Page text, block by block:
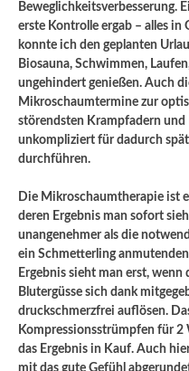
Beweglichkeitsverbesserung.
erste Kontrolle ergab – alles in
konnte ich den geplanten
Biosauna, Schwimmen,
ungehindert genießen. Auch
Mikroschaumtermine zur
störendsten Krampfadern und
unkompliziert für dadurch
durchführen.
Die Mikroschaumtherapie ist
deren Ergebnis man sofort
unangenehmer als die
ein Schmetterling
Ergebnis sieht man erst,
Blutergüsse sich dank
druckschmerzfrei auflösen.
Kompressionsstrümpfen für 2
das Ergebnis in Kauf. Auch
mit das gute Gefühl